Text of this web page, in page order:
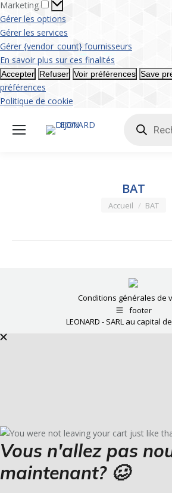
Marketing
Marketing
Gérer les options
Gérer les services
Gérer {vendor_count} fournisseurs
En savoir plus sur ces finalités
Accepter Refuser Voir préférences Save
préférences
Politique de cookie
produits
BAT
Vous êtes ici :
Accueil BAT
Conditions générales de
footer
LEONARD - SARL au capital
Vous n'allez pas
maintenant? 🥴